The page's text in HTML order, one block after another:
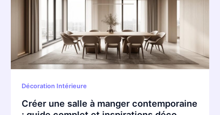
Décoration Intérieure
Créer une salle à manger contemporaine
contemporaine
guide
complet
inspirations
déco